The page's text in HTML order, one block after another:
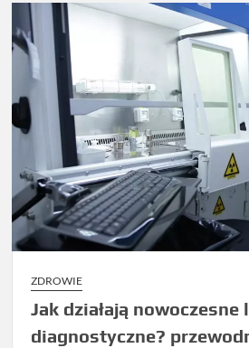
ZDROWIE
Jak działają
diagnostyczne?